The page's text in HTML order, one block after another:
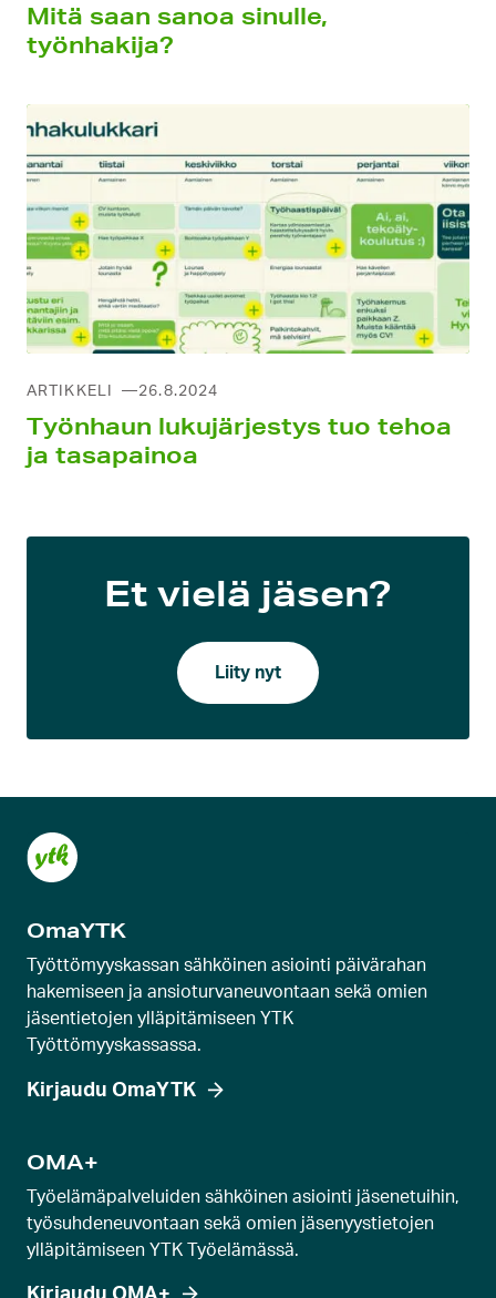
Mitä saan sanoa sinulle,
työnhakija?
ARTIKKELI 26.8.2024
Työnhaun lukujärjestys tuo tehoa
ja tasapainoa
Et vielä jäsen?
Liity nyt
OmaYTK
Työttömyyskassan sähköinen asiointi päivärahan
hakemiseen ja ansioturvaneuvontaan sekä omien
jäsentietojen ylläpitämiseen YTK
Työttömyyskassassa.
Kirjaudu OmaYTK
OMA+
Työelämäpalveluiden sähköinen asiointi jäsenetuihin,
työsuhdeneuvontaan sekä omien jäsenyystietojen
ylläpitämiseen YTK Työelämässä.